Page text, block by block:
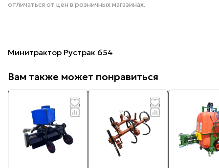
отличаться от цен в розничных магазинах.
Минитрактор Рустрак 654
Вам также может понравиться